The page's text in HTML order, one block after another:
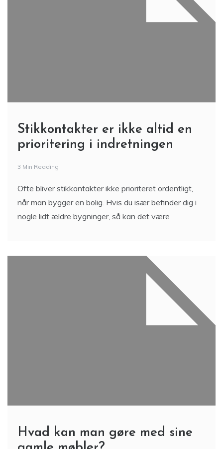
Stikkontakter er ikke altid en
prioritering i indretningen
3 Min Reading
Ofte bliver stikkontakter ikke prioriteret ordentligt,
når man bygger en bolig. Hvis du især befinder dig i
nogle lidt ældre bygninger, så kan det være
Hvad kan man gøre med sine